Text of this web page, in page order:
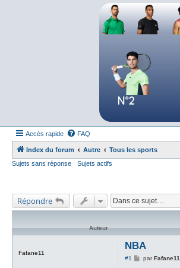
Le forum des passionnés de tennis
Accès rapide FAQ
Index du forum Autre
Tous les sports
Sujets sans réponse
Sujets actifs
Répondre
Auteur
Fafane11
NBA
#1
MparFafane11